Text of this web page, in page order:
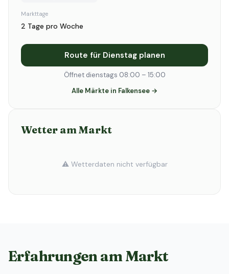
Markttage
2 Tage pro Woche
Route für Dienstag planen
Öffnet dienstags 08:00 – 15:00
Alle Märkte in Falkensee →
Wetter am Markt
⚠️ Wetterdaten nicht verfügbar
Erfahrungen am Markt